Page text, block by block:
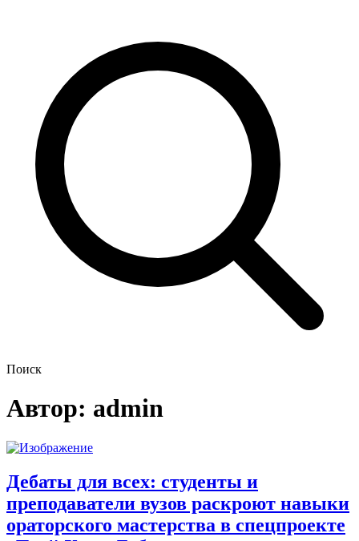
Поиск
Автор: admin
Дебаты для всех: студенты и
преподаватели вузов раскроют навыки
ораторского мастерства в спецпроекте